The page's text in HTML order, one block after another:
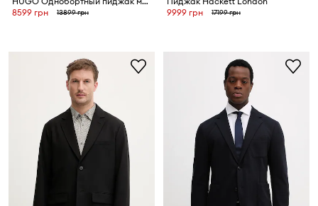
8599 грн
13899 грн
9999 грн
17199 грн